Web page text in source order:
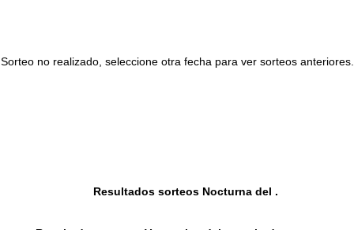
Sorteo no realizado, seleccione otra fecha para ver sorteos anteriores.
Resultados sorteos Nocturna del .